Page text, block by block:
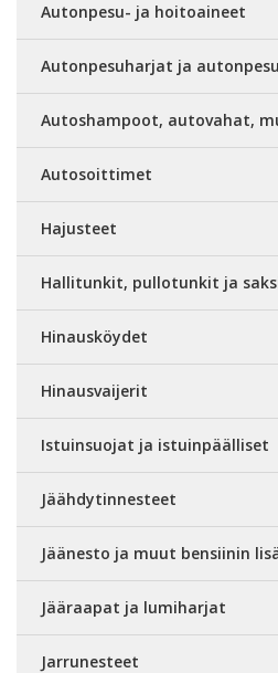
Autonpesu- ja hoitoaineet
Autonpesuharjat ja
Autoshampoot, autovahat,
Autosoittimet
Hajusteet
Hallitunkit, pullotunkit ja
Hinausköydet
Hinausvaijerit
Istuinsuojat ja istuinpäälliset
Jäähdytinnesteet
Jäänesto ja muut bensiinin
Jääraapat ja lumiharjat
Jarrunesteet